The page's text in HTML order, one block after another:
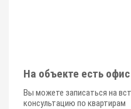
На объекте есть
Вы можете записаться на
консультацию по квартирам